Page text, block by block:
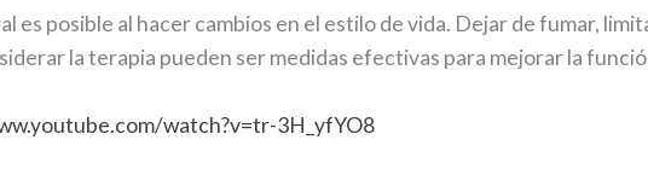
posible al hacer cambios en el estilo de vida. Dejar de fumar,
la terapia pueden ser medidas efectivas para mejorar la
watch?v=tr-3H_yfYO8